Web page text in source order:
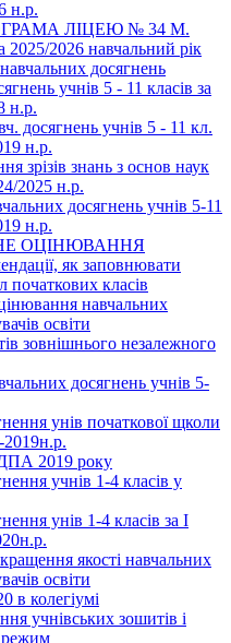
н.р.
ЛІЦЕЮ № 34 М.
2026 навчальний рік
досягнень
учнів 5 - 11 класів за
н.р.
досягнень учнів 5 - 11 кл.
н.р.
зрізів знань з основ наук
2025 н.р.
досягнень учнів 5-11
н.р.
ОЦІНЮВАННЯ
як заповнювати
класів
навчальних
освіти
зовнішнього незалежного
досягнень учнів 5-
унів початкової щколи
2019н.р.
2019 року
учнів 1-4 класів у
унів 1-4 класів за І
якості навчальних
освіти
в колегіумі
учнівських зошитів і
режим